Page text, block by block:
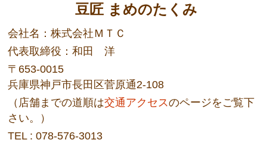
豆匠 まめのたくみ
会社名：株式会社ＭＴＣ
代表取締役：和田 洋
〒653-0015
兵庫県神戸市長田区菅原通2-108
（店舗までの道順は交通アクセスのページをご覧下
さい。）
TEL : 078-576-3013